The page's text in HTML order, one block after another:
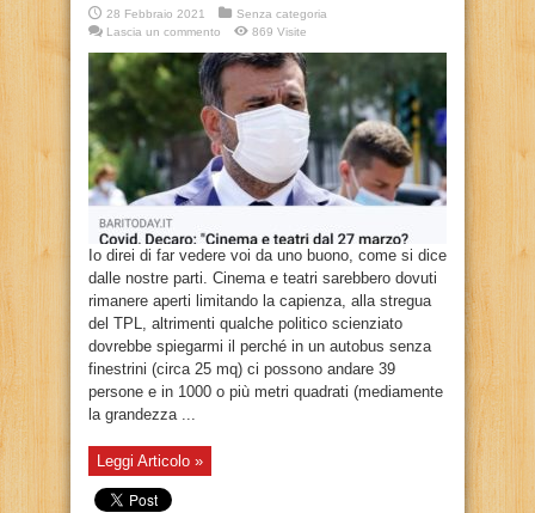
28 Febbraio 2021
Senza categoria
Lascia un commento
869 Visite
Io direi di far vedere voi da uno buono, come si dice
dalle nostre parti. Cinema e teatri sarebbero dovuti
rimanere aperti limitando la capienza, alla stregua
del TPL, altrimenti qualche politico scienziato
dovrebbe spiegarmi il perché in un autobus senza
finestrini (circa 25 mq) ci possono andare 39
persone e in 1000 o più metri quadrati (mediamente
la grandezza ...
Leggi Articolo »